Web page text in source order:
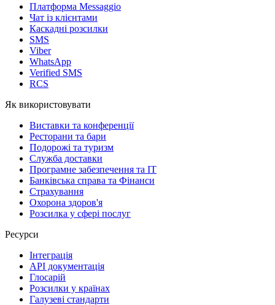
Платформа Messaggio
Чат із клієнтами
Каскадні розсилки
SMS
Viber
WhatsApp
Verified SMS
RCS
Як використовувати
Виставки та конференції
Ресторани та бари
Подорожі та туризм
Служба доставки
Програмне забезпечення та IT
Банківська справа та Фінанси
Страхування
Охорона здоров'я
Розсилка у сфері послуг
Ресурси
Інтеграція
API документація
Глосарій
Розсилки у країнах
Галузеві стандарти